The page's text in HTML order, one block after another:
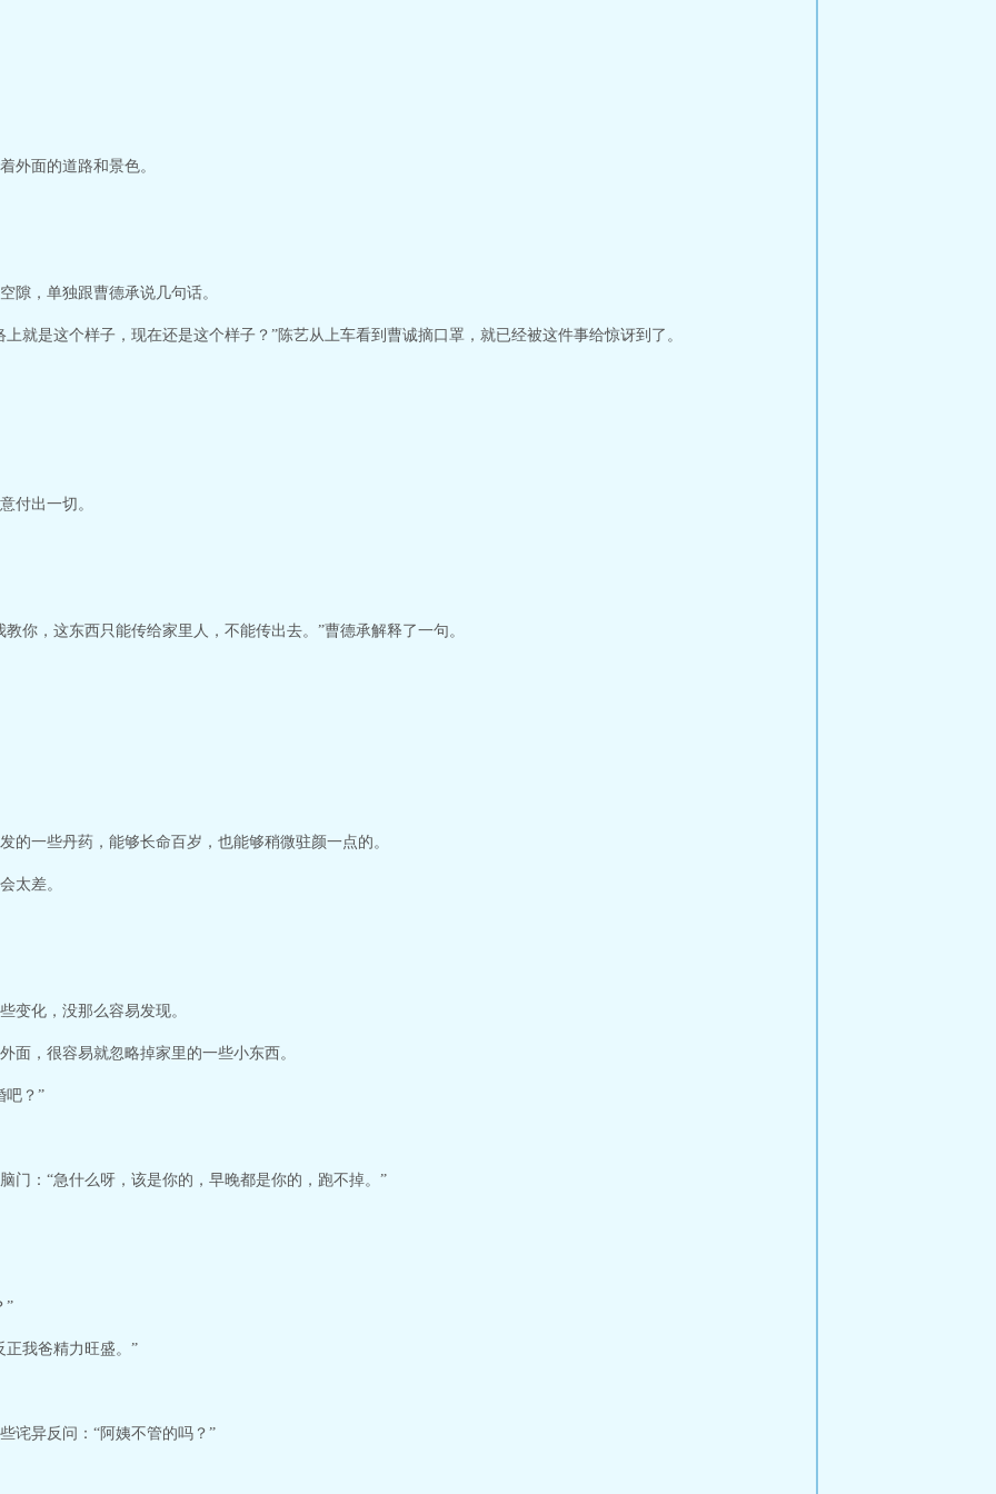
外面的道路和景色。
隙，单独跟曹德承说几句话。
就是这个样子，现在还是这个样子？”陈艺从上车看到曹诚摘口罩，就已经被这件事给惊讶到了。
付出一切。
你，这东西只能传给家里人，不能传出去。”曹德承解释了一句。
的一些丹药，能够长命百岁，也能够稍微驻颜一点的。
太差。
变化，没那么容易发现。
面，很容易就忽略掉家里的一些小东西。
吧？”
门：“急什么呀，该是你的，早晚都是你的，跑不掉。”
”
正我爸精力旺盛。”
诧异反问：“阿姨不管的吗？”